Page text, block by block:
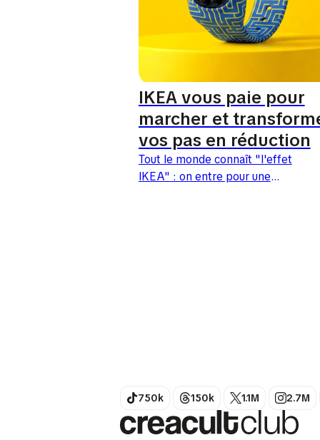
IKEA vous paie pour
marcher et
vos pas en réduction
Tout le monde connaît "l'effet
IKEA" : on entre pour une
750k 150k 1.1M 2.7M